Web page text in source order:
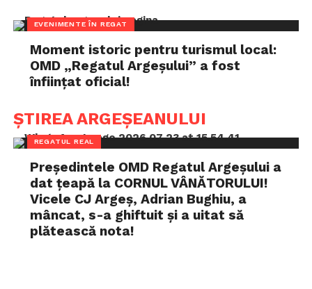
EVENIMENTE ÎN REGAT
Moment istoric pentru turismul local:
OMD „Regatul Argeșului” a fost
înființat oficial!
ȘTIREA ARGEȘEANULUI
REGATUL REAL
Președintele OMD Regatul Argeșului a
dat țeapă la CORNUL VÂNĂTORULUI!
Vicele CJ Argeș, Adrian Bughiu, a
mâncat, s-a ghiftuit și a uitat să
plătească nota!